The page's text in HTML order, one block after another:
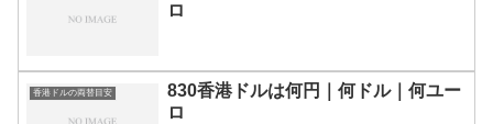
ロ
香港ドルの両替目安
830香港ドルは何円｜何ドル｜何ユー
ロ